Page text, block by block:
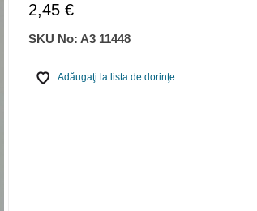
2,45 €
SKU No: A3 11448
Adăugaţi la lista de dorinţe